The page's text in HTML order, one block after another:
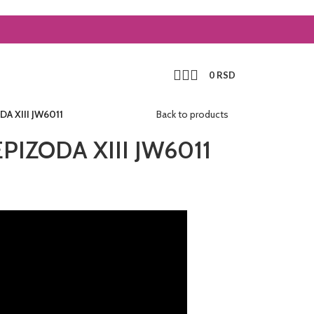
0 RSD
XIII JW6011 Back to products
XIII JW6011